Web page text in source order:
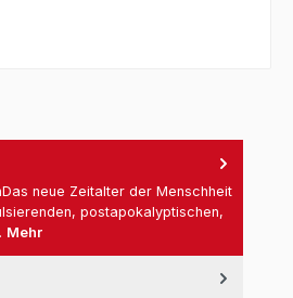
neue Zeitalter der Menschheit
postapokalyptischen,
Mehr